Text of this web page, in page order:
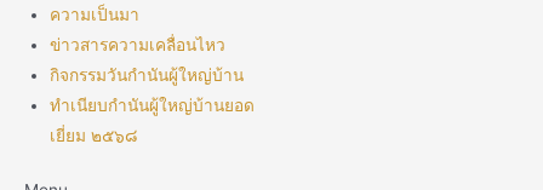
ความเป็นมา
ข่าวสารความเคลื่อนไหว
กิจกรรมวันกำนันผู้ใหญ่บ้าน
ทำเนียบกำนันผู้ใหญ่บ้านยอด
เยี่ยม ๒๕๖๘